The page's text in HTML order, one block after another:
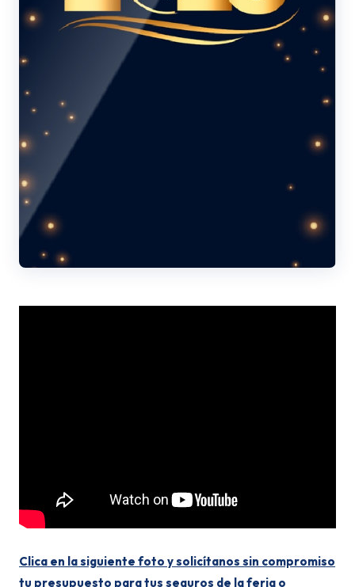
Clica en la siguiente foto y solicítanos sin compromiso
tu presupuesto para tus seguros de la feria o